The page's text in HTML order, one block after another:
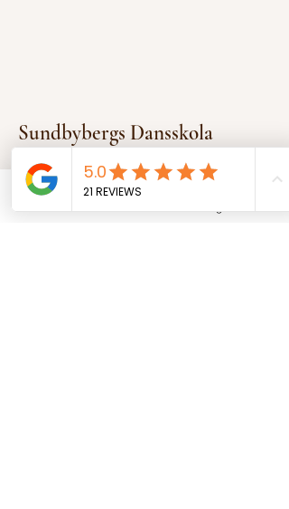
Sundbybergs Dansskola
info@sundbybergsdansskola.se